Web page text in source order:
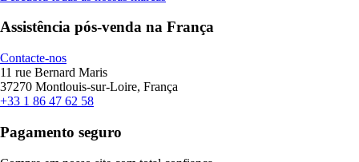
Assistência pós-venda na França
Contacte-nos
11 rue Bernard Maris
37270 Montlouis-sur-Loire, França
+33 1 86 47 62 58
Pagamento seguro